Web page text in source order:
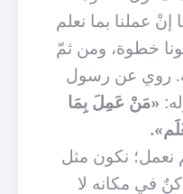
إنْ عملنا بما نعلم
خطوة، ومن ثمّ
روي عن رسول
«مَنْ عَمِلَ بِمَا
نعمل؛ نكون مثل
في مكانه لا